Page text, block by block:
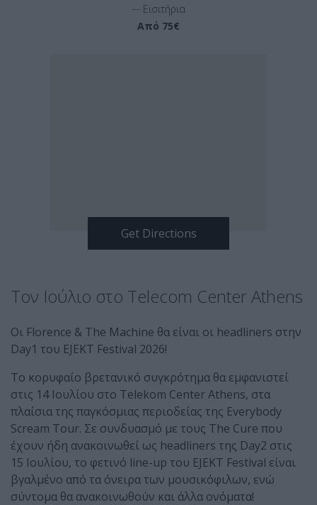
Εισιτήρια
Από 75€
Τον Ιούλιο στο Telecom Center Athens
Οι Florence & Τhe Machine θα είναι οι headliners στην
Day1 του EJEKT Festival 2026!
To κορυφαίο βρετανικό συγκρότημα θα εμφανιστεί
στις 14 Ιουλίου στο Telekom Center Athens, στα
πλαίσια της παγκόσμιας περιοδείας της Everybody
Scream Tour. Σε συνδυασμό με τους The Cure που
έχουν ήδη ανακοινωθεί ως headliners της Day2 στις
15 Ιουλίου, το φετινό line-up του EJEKT Festival είναι
βγαλμένο από τα όνειρα των μουσικόφιλων, ενώ
σύντομα θα ανακοινωθούν και άλλα ονόματα!